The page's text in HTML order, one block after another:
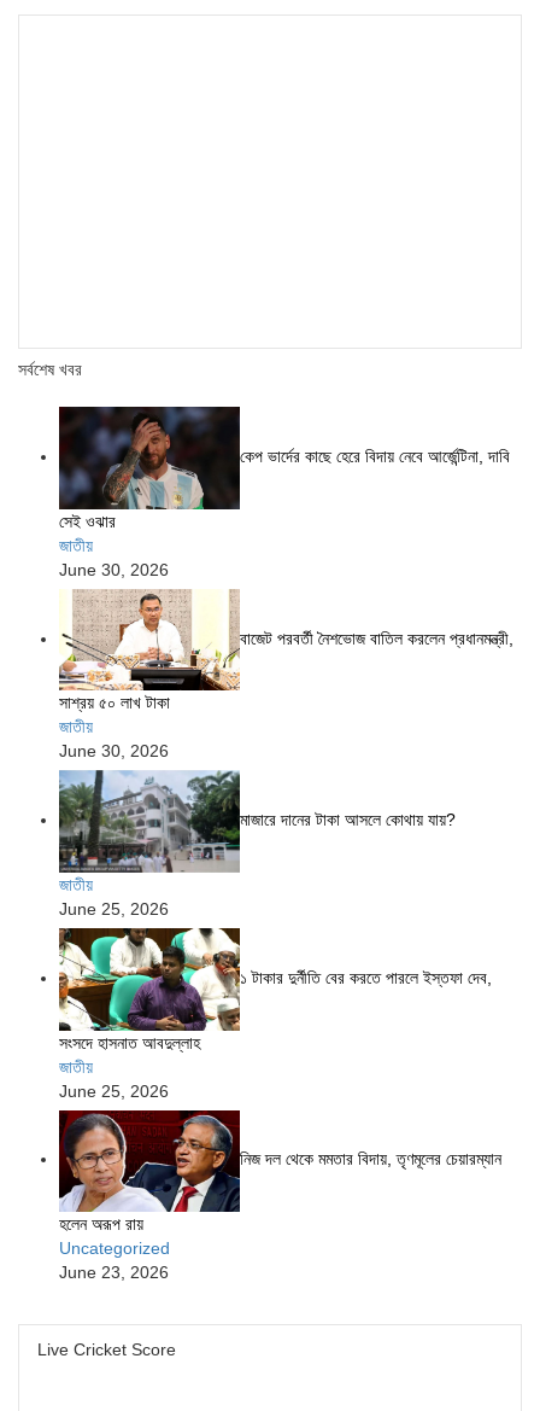
সর্বশেষ খবর
কেপ ভার্দের কাছে হেরে বিদায় নেবে আর্জেন্টিনা, দাবি
সেই ওঝার
জাতীয়
June 30, 2026
বাজেট পরবর্তী নৈশভোজ বাতিল করলেন প্রধানমন্ত্রী,
সাশ্রয় ৫০ লাখ টাকা
জাতীয়
June 30, 2026
মাজারে দানের টাকা আসলে কোথায় যায়?
জাতীয়
June 25, 2026
১ টাকার দুর্নীতি বের করতে পারলে ইস্তফা দেব,
সংসদে হাসনাত আবদুল্লাহ
জাতীয়
June 25, 2026
নিজ দল থেকে মমতার বিদায়, তৃণমূলের চেয়ারম্যান
হলেন অরূপ রায়
Uncategorized
June 23, 2026
Live Cricket Score